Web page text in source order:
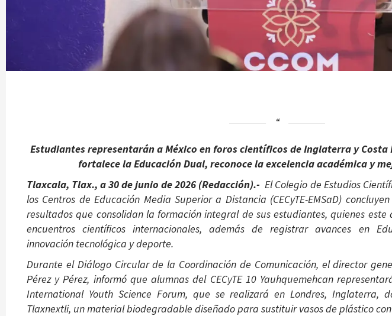
Estudiantes representarán a México en foros científicos de Inglaterra y
fortalece la Educación Dual, reconoce la excelencia académica y
Tlaxcala, Tlax., a 30 de junio de 2026 (Redacción).-El Colegio de Estudios
los Centros de Educación Media Superior a Distancia (CECyTE-EMSaD)
resultados que consolidan la formación integral de sus estudiantes, quienes este
encuentros científicos internacionales, además de registrar avances en
innovación tecnológica y deporte.
Durante el Diálogo Circular de la Coordinación de Comunicación, el director
Pérez y Pérez, informó que alumnas del CECyTE 10 Yauhquemehcan
International Youth Science Forum, que se realizará en Londres, Inglaterra,
Tlaxnextli, un material biodegradable diseñado para sustituir vasos de plástico